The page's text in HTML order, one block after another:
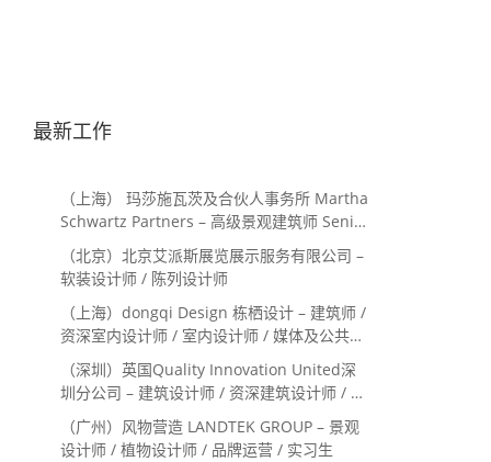
最新工作
（上海） 玛莎施瓦茨及合伙人事务所 Martha
Schwartz Partners – 高级景观建筑师 Senior
Landscape Designer / 景观建筑师
Landscape Designer
（北京）北京艾派斯展览展示服务有限公司 –
软装设计师 / 陈列设计师
（上海）dongqi Design 栋栖设计 – 建筑师 /
资深室内设计师 / 室内设计师 / 媒体及公共关
系主管 / 设计实习生（常年招聘）
（深圳）英国Quality Innovation United深
圳分公司 – 建筑设计师 / 资深建筑设计师 / 室
内设计师 / 设计实习生
（广州）风物营造 LANDTEK GROUP – 景观
设计师 / 植物设计师 / 品牌运营 / 实习生